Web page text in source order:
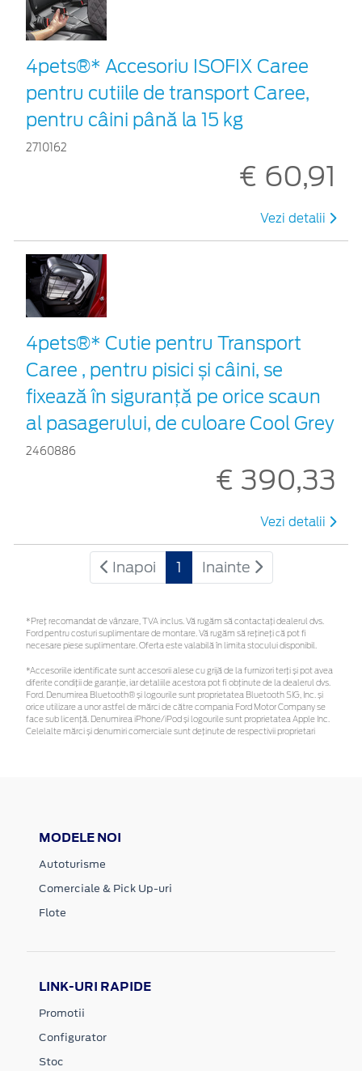
4pets®* Accesoriu ISOFIX Caree
pentru cutiile de transport Caree,
pentru câini până la 15 kg
2710162
€ 60,91
Vezi detalii
4pets®* Cutie pentru Transport
Caree , pentru pisici și câini, se
fixează în siguranță pe orice scaun
al pasagerului, de culoare Cool Grey
2460886
€ 390,33
Vezi detalii
Inapoi 1 Inainte
*Preţ recomandat de vânzare, TVA inclus. Vă rugăm să contactaţi dealerul dvs.
Ford pentru costuri suplimentare de montare. Vă rugăm să rețineți că pot fi
necesare piese suplimentare. Oferta este valabilă în limita stocului disponibil.
*Accesoriile identificate sunt accesorii alese cu grijă de la furnizori terți și pot avea
diferite condiții de garanție, iar detaliile acestora pot fi obținute de la dealerul dvs.
Ford. Denumirea Bluetooth® și logourile sunt proprietatea Bluetooth SIG, Inc. și
orice utilizare a unor astfel de mărci de către compania Ford Motor Company se
face sub licență. Denumirea iPhone/iPod și logourile sunt proprietatea Apple Inc.
Celelalte mărci și denumiri comerciale sunt deținute de respectivii proprietari
MODELE NOI
Autoturisme
Comerciale & Pick Up-uri
Flote
LINK-URI RAPIDE
Promotii
Configurator
Stoc